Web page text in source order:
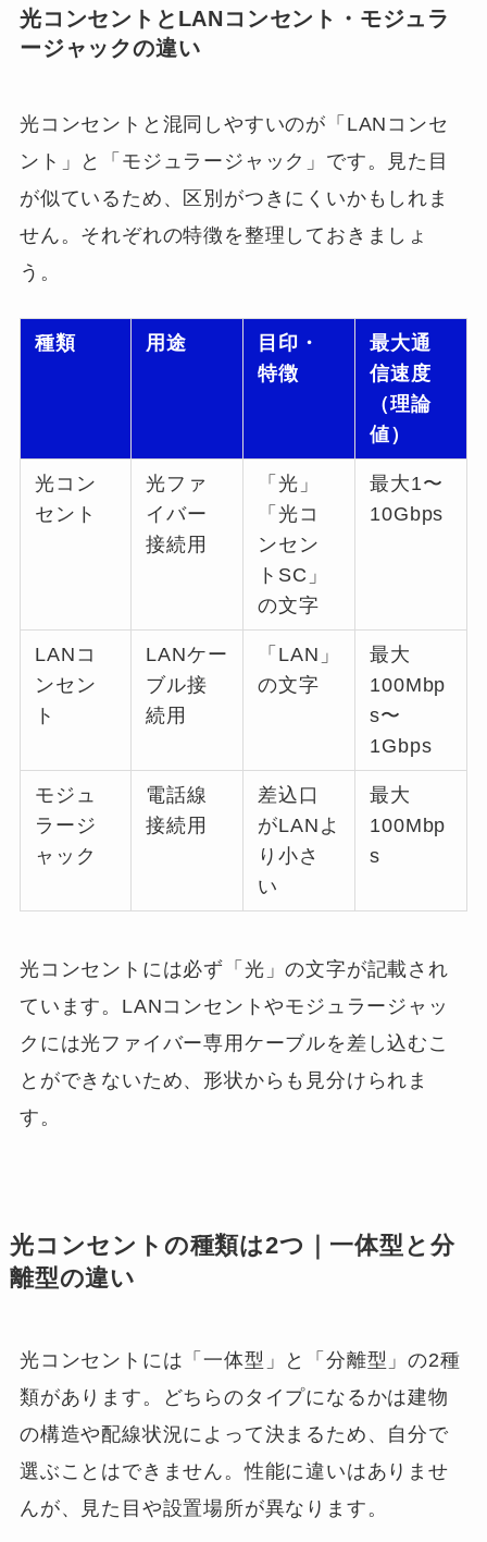
光コンセントとLANコンセント・モジュラ
ージャックの違い
光コンセントと混同しやすいのが「LANコンセ
ント」と「モジュラージャック」です。見た目
が似ているため、区別がつきにくいかもしれま
せん。それぞれの特徴を整理しておきましょ
う。
種類 用途
目印・
特徴
最大通
信速度
（理論
値）
光コン
セント
光ファ
イバー
接続用
「光」
「光コ
ンセン
トSC」
の文字
最大1〜
10Gbps
LANコ
ンセン
ト
LANケー
ブル接
続用
「LAN」
の文字
最大
100Mbp
s〜
1Gbps
モジュ
ラージ
ャック
電話線
接続用
差込口
がLANよ
り小さ
い
最大
100Mbp
s
光コンセントには必ず「光」の文字が記載され
ています。LANコンセントやモジュラージャッ
クには光ファイバー専用ケーブルを差し込むこ
とができないため、形状からも見分けられま
す。
光コンセントの種類は2つ｜一体型と分
離型の違い
光コンセントには「一体型」と「分離型」の2種
類があります。どちらのタイプになるかは建物
の構造や配線状況によって決まるため、自分で
選ぶことはできません。性能に違いはありませ
んが、見た目や設置場所が異なります。